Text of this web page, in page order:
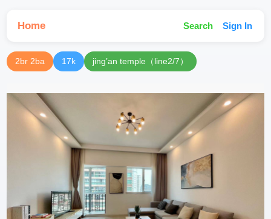
Home Search Sign In
2br 2ba 17k jing’an temple（line2/7）